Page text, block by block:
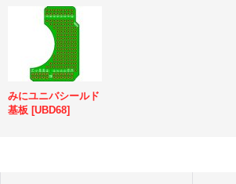
みにユニバシールド
基板 [UBD68]